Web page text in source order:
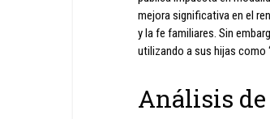
mejora significativa en el
y la fe familiares. Sin
utilizando a sus hijas como
Análisis